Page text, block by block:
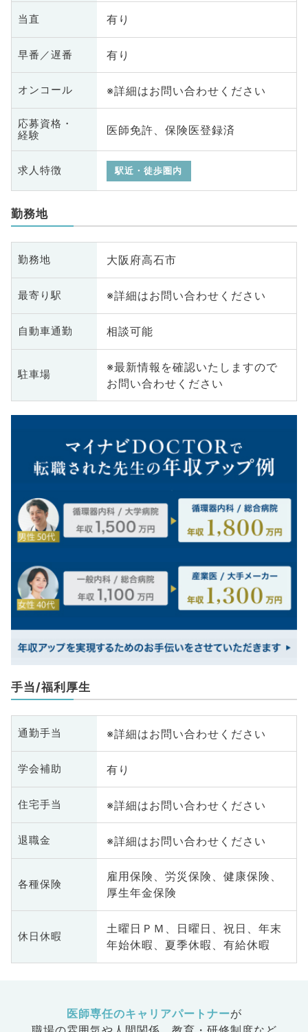
当直 有り
早番／遅番 有り
オンコール ※詳細はお問い合わせください
応募資格・
経験
医師免許、保険医登録済
求人特徴 駅近・徒歩圏内
勤務地
勤務地 大阪府高石市
最寄り駅 ※詳細はお問い合わせください
自動車通勤 相談可能
駐車場
※最新情報を確認いたしますので
お問い合わせください
手当/福利厚生
通勤手当 ※詳細はお問い合わせください
学会補助 有り
住宅手当 ※詳細はお問い合わせください
退職金 ※詳細はお問い合わせください
各種保険
雇用保険、労災保険、健康保険、
厚生年金保険
休日休暇
土曜日ＰＭ、日曜日、祝日、年末
年始休暇、夏季休暇、有給休暇
医師専任のキャリアパートナーが